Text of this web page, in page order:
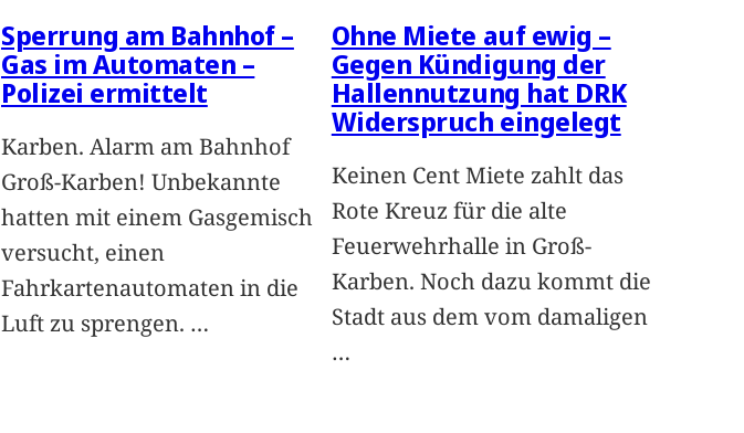
Sperrung am Bahnhof –
Gas im Automaten –
Polizei ermittelt
Karben. Alarm am Bahnhof
Groß-Karben! Unbekannte
hatten mit einem Gasgemisch
versucht, einen
Fahrkartenautomaten in die
Luft zu sprengen. …
Ohne Miete auf ewig –
Gegen Kündigung der
Hallennutzung hat DRK
Widerspruch eingelegt
Keinen Cent Miete zahlt das
Rote Kreuz für die alte
Feuerwehrhalle in Groß-
Karben. Noch dazu kommt die
Stadt aus dem vom damaligen
…